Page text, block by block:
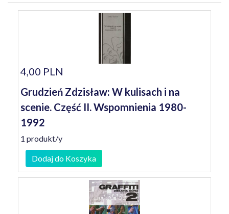
4,00 PLN
Grudzień Zdzisław: W kulisach i na
scenie. Część II. Wspomnienia 1980-
1992
1 produkt/y
Dodaj do Koszyka